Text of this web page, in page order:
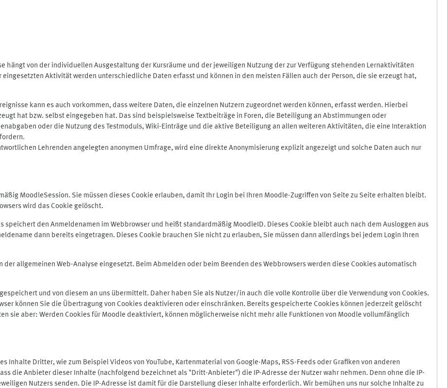
hängt von der individuellen Ausgestaltung der Kursräume und der jeweiligen Nutzung der zur Verfügung stehenden Lernaktivitäten
Aktivität werden unterschiedliche Daten erfasst und können in den meisten Fällen auch der Person, die sie erzeugt hat,
kann es auch vorkommen, dass weitere Daten, die einzelnen Nutzern zugeordnet werden können, erfasst werden. Hierbei
hat bzw. selbst eingegeben hat. Das sind beispielsweise Textbeiträge in Foren, die Beteiligung an Abstimmungen oder
oder die Nutzung des Testmoduls, Wiki-Einträge und die aktive Beteiligung an allen weiteren Aktivitäten, die eine Interaktion
Lehrenden angelegten anonymen Umfrage, wird eine direkte Anonymisierung explizit angezeigt und solche Daten auch nur
MoodleSession. Sie müssen dieses Cookie erlauben, damit Ihr Login bei Ihren Moodle-Zugriffen von Seite zu Seite erhalten bleibt.
wird das Cookie gelöscht.
speichert den Anmeldenamen im Webbrowser und heißt standardmäßig MoodleID. Dieses Cookie bleibt auch nach dem Ausloggen aus
dann bereits eingetragen. Dieses Cookie brauchen Sie nicht zu erlauben, Sie müssen dann allerdings bei jedem Login Ihren
der allgemeinen Web-Analyse eingesetzt. Beim Abmelden oder beim Beenden des Webbrowsers werden diese Cookies automatisch
und von diesem an uns übermittelt. Daher haben Sie als Nutzer/in auch die volle Kontrolle über die Verwendung von Cookies.
können Sie die Übertragung von Cookies deaktivieren oder einschränken. Bereits gespeicherte Cookies können jederzeit gelöscht
sie aber: Werden Cookies für Moodle deaktiviert, können möglicherweise nicht mehr alle Funktionen von Moodle vollumfänglich
Inhalte Dritter, wie zum Beispiel Videos von YouTube, Kartenmaterial von Google-Maps, RSS-Feeds oder Grafiken von anderen
die Anbieter dieser Inhalte (nachfolgend bezeichnet als "Dritt-Anbieter") die IP-Adresse der Nutzer wahr nehmen. Denn ohne die IP-
Nutzers senden. Die IP-Adresse ist damit für die Darstellung dieser Inhalte erforderlich. Wir bemühen uns nur solche Inhalte zu